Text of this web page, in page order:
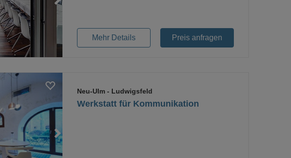
Mehr Details Preis anfragen
Werkstatt für Kommunikation
Neu-Ulm- Ludwigsfeld